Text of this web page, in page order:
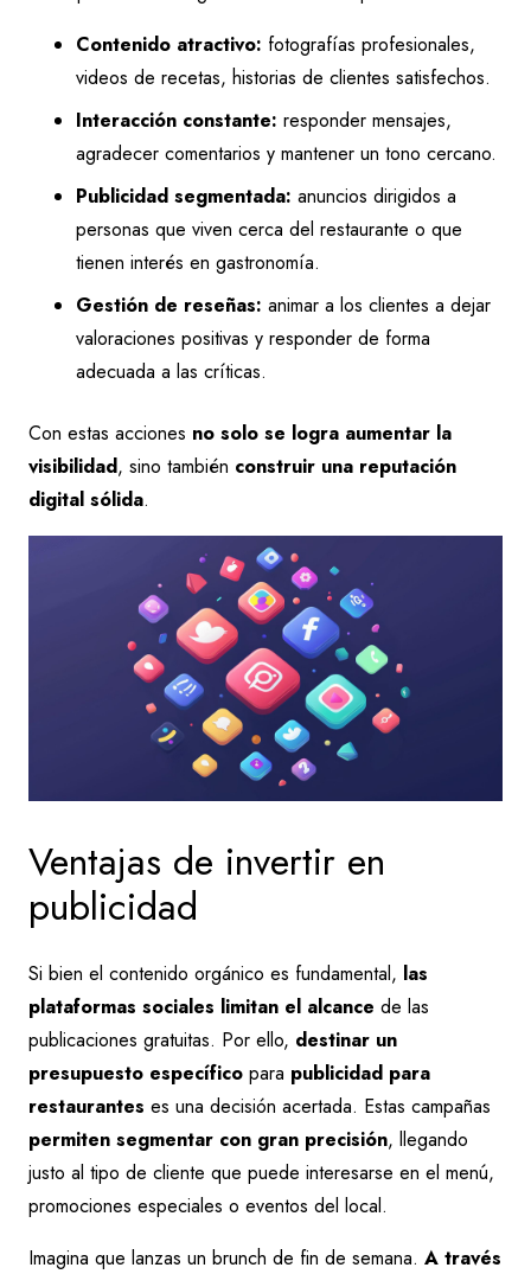
Contenido atractivo: fotografías profesionales,
videos de recetas, historias de clientes satisfechos.
Interacción constante: responder mensajes,
agradecer comentarios y mantener un tono cercano.
Publicidad segmentada: anuncios dirigidos a
personas que viven cerca del restaurante o que
tienen interés en gastronomía.
Gestión de reseñas: animar a los clientes a dejar
valoraciones positivas y responder de forma
adecuada a las críticas.
Con estas acciones no solo se logra aumentar la
visibilidad, sino también construir una reputación
digital sólida.
Ventajas de invertir en
publicidad
Si bien el contenido orgánico es fundamental, las
plataformas sociales limitan el alcance de las
publicaciones gratuitas. Por ello, destinar un
presupuesto específico para publicidad para
restaurantes es una decisión acertada. Estas campañas
permiten segmentar con gran precisión, llegando
justo al tipo de cliente que puede interesarse en el menú,
promociones especiales o eventos del local.
Imagina que lanzas un brunch de fin de semana. A través